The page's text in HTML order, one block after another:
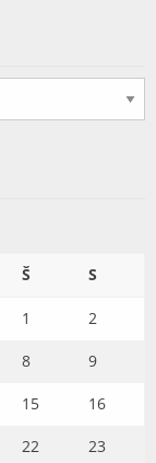
Š S
1 2
8 9
15 16
22 23